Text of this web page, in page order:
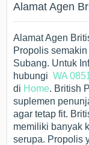
Alamat Agen
Alamat Agen
Propolis
Subang. Untuk
hubungiWA
di Home. British
suplemen
agar tetap fit.
memiliki banyak
serupa. Propolis